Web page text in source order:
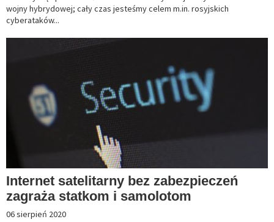
wojny hybrydowej; cały czas jesteśmy celem m.in. rosyjskich
cyberataków...
Internet satelitarny bez zabezpieczeń
zagraża statkom i samolotom
06 sierpień 2020